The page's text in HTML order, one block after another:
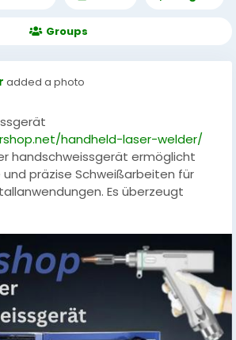
Groups
added a photo
handheld-laser-welder/
handschweissgerät ermöglicht
präzise Schweißarbeiten für
Es überzeugt
gleichmäßige Schweißnähte und
Bedienung. Lasershop bietet
für professionelle Fertigung
Werkstätten mit zuverlässiger
,#Lasershop
,#Metallbearbeitung